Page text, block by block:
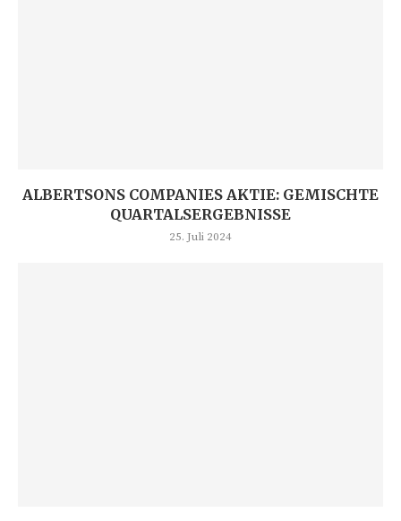
ALBERTSONS COMPANIES AKTIE: GEMISCHTE
QUARTALSERGEBNISSE
25. Juli 2024